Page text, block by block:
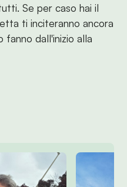
Se per caso hai il
ti inciteranno ancora
fanno dall'inizio alla